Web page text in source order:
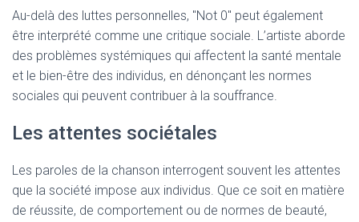
Au-delà des luttes personnelles, "Not 0" peut également
être interprété comme une critique sociale. L’artiste aborde
des problèmes systémiques qui affectent la santé mentale
et le bien-être des individus, en dénonçant les normes
sociales qui peuvent contribuer à la souffrance.
Les attentes sociétales
Les paroles de la chanson interrogent souvent les attentes
que la société impose aux individus. Que ce soit en matière
de réussite, de comportement ou de normes de beauté,